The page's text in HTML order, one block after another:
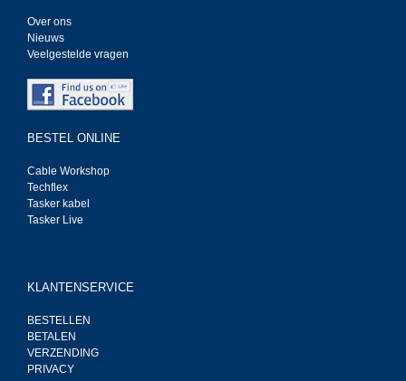
Over ons
Nieuws
Veelgestelde vragen
BESTEL ONLINE
Cable Workshop
Techflex
Tasker kabel
Tasker Live
KLANTENSERVICE
BESTELLEN
BETALEN
VERZENDING
PRIVACY